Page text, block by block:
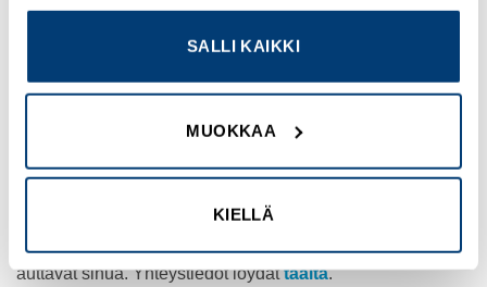
SALLI KAIKKI
MUOKKAA
KIELLÄ
noutaessasi tilauksesi maksukortilla tai laskulla.
niitä omissa maailmanlaajuisesti toimittamissamme
sähkökeskuksissa, sähkötiloissa, latausasemissa sekä
Mikäli sinulla on kysyttävää tuotteista, asiantuntijamme
auttavat sinua. Yhteystiedot löydättäältä.